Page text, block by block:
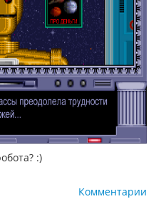
:)
Комментарии